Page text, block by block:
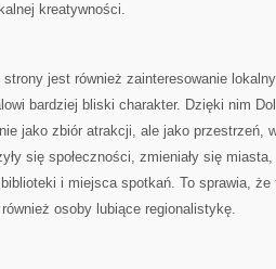
kreatywności.
jest również zainteresowanie
bardziej bliski charakter. Dzięki nim
jako zbiór atrakcji, ale jako przestrzeń,
się społeczności, zmieniały się miasta,
biblioteki i miejsca spotkań. To sprawia,
osoby lubiące regionalistykę.